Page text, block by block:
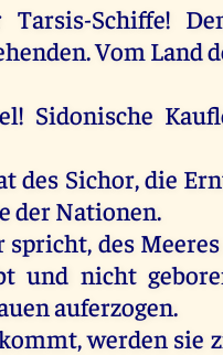
Tarsis-Schiffe!
Vom Land
! Sidonische
des Sichor,die
derNationen.
spricht, des Meeres
und nicht
auferzogen.
,werden sie